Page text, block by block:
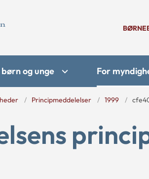
og unge For
Principmeddelelser 1999